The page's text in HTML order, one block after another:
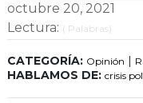
octubre 20, 2021
Lectura: ( Palabras)
CATEGORÍA: Opinión |
HABLAMOS DE: crisis